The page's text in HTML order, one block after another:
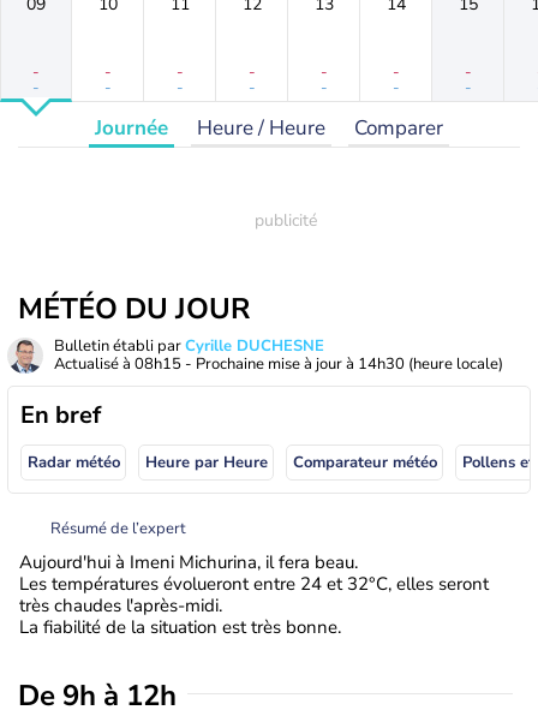
-
-
-
-
-
-
-
-
-
-
-
-
-
-
Journée Heure / Heure Comparer
MÉTÉO DU JOUR
Bulletin établi parCyrille DUCHESNE
Actualisé à 08h15 - Prochaine mise à jour à 14h30 (heure locale)
En bref
Radar météo Heure par Heure Comparateur météo Pollens
Résumé de l’expert
Aujourd'hui à Imeni Michurina, il fera beau.
Les températures évolueront entre 24 et 32°C, elles seront
très chaudes l'après-midi.
La fiabilité de la situation est très bonne.
De 9h à 12h